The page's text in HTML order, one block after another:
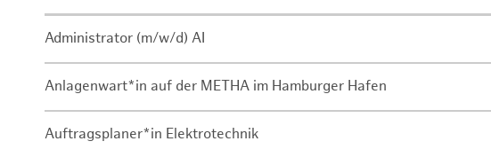
Administrator (m/w/d) AI
Anlagenwart*in auf der METHA im Hamburger Hafen
Auftragsplaner*in Elektrotechnik